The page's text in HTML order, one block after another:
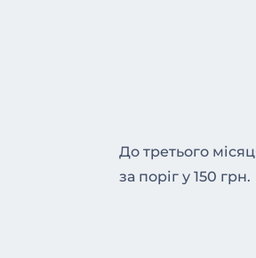
До третього
за поріг у 150 грн.